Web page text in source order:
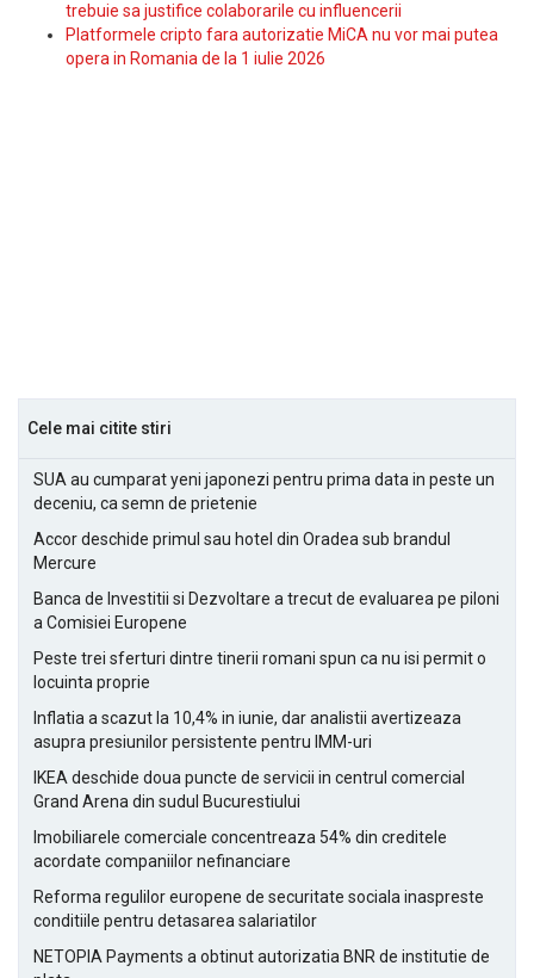
trebuie sa justifice colaborarile cu influencerii
Platformele cripto fara autorizatie MiCA nu vor mai putea
opera in Romania de la 1 iulie 2026
Cele mai citite stiri
SUA au cumparat yeni japonezi pentru prima data in peste un
deceniu, ca semn de prietenie
Accor deschide primul sau hotel din Oradea sub brandul
Mercure
Banca de Investitii si Dezvoltare a trecut de evaluarea pe piloni
a Comisiei Europene
Peste trei sferturi dintre tinerii romani spun ca nu isi permit o
locuinta proprie
Inflatia a scazut la 10,4% in iunie, dar analistii avertizeaza
asupra presiunilor persistente pentru IMM-uri
IKEA deschide doua puncte de servicii in centrul comercial
Grand Arena din sudul Bucurestiului
Imobiliarele comerciale concentreaza 54% din creditele
acordate companiilor nefinanciare
Reforma regulilor europene de securitate sociala inaspreste
conditiile pentru detasarea salariatilor
NETOPIA Payments a obtinut autorizatia BNR de institutie de